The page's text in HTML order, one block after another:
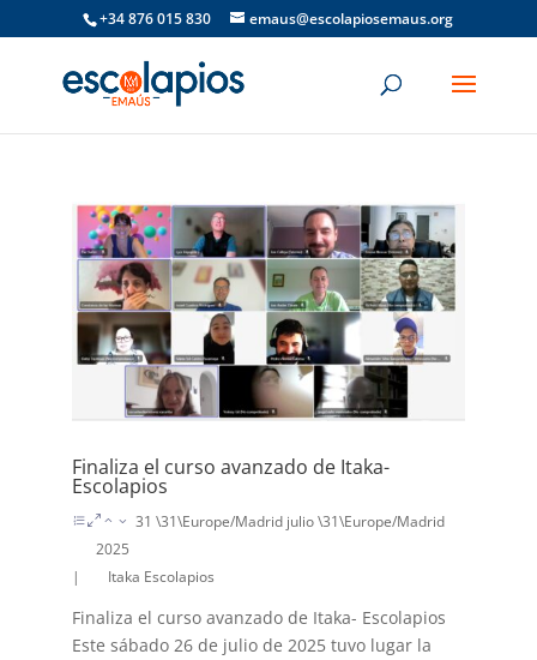
+34 876 015 830 emaus@escolapiosemaus.org
Finaliza el curso avanzado de Itaka-
Escolapios
31 \31\Europe/Madrid julio \31\Europe/Madrid
2025
|
Itaka Escolapios
Finaliza el curso avanzado de Itaka- Escolapios
Este sábado 26 de julio de 2025 tuvo lugar la